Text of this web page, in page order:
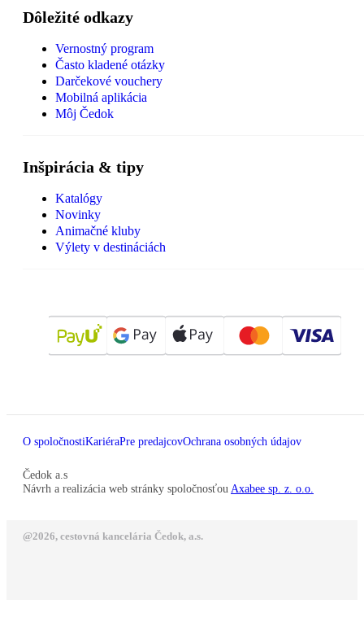
Dôležité odkazy
Vernostný program
Často kladené otázky
Darčekové vouchery
Mobilná aplikácia
Môj Čedok
Inšpirácia & tipy
Katalógy
Novinky
Animačné kluby
Výlety v destináciách
O spoločnostiKariéraPre predajcovOchrana osobných údajov
Čedok a.s
Návrh a realizácia web stránky spoločnosťou Axabee sp. z. o.o.
@2026, cestovná kancelária Čedok, a.s.